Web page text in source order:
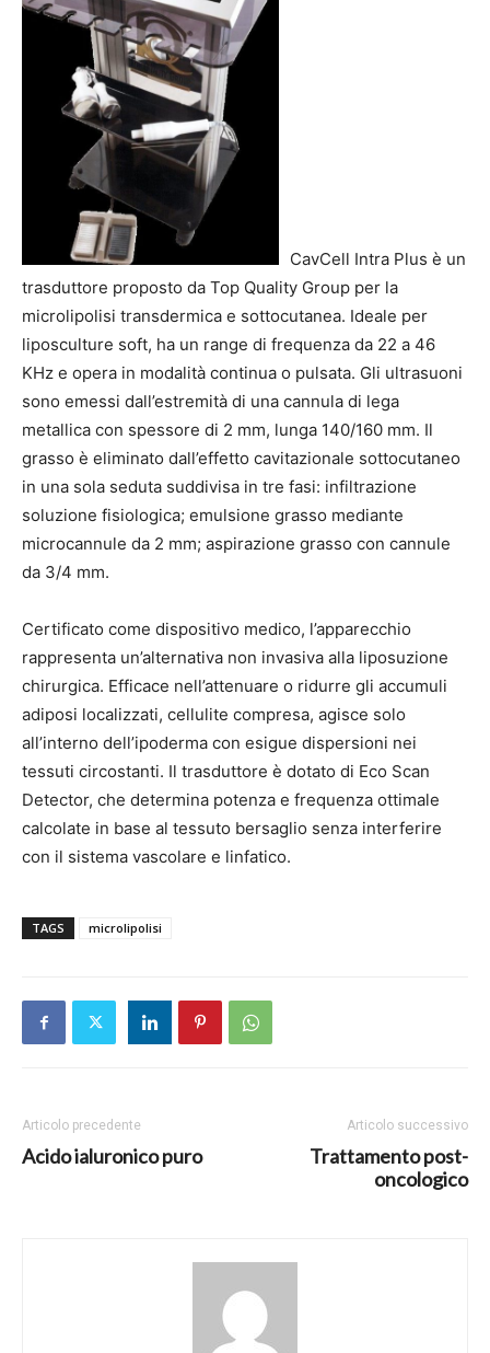
CavCell Intra Plus è un
trasduttore proposto da Top Quality Group per la
microlipolisi transdermica e sottocutanea. Ideale per
liposculture soft, ha un range di frequenza da 22 a 46
KHz e opera in modalità continua o pulsata. Gli ultrasuoni
sono emessi dall’estremità di una cannula di lega
metallica con spessore di 2 mm, lunga 140/160 mm. Il
grasso è eliminato dall’effetto cavitazionale sottocutaneo
in una sola seduta suddivisa in tre fasi: infiltrazione
soluzione fisiologica; emulsione grasso mediante
microcannule da 2 mm; aspirazione grasso con cannule
da 3/4 mm.
Certificato come dispositivo medico, l’apparecchio
rappresenta un’alternativa non invasiva alla liposuzione
chirurgica. Efficace nell’attenuare o ridurre gli accumuli
adiposi localizzati, cellulite compresa, agisce solo
all’interno dell’ipoderma con esigue dispersioni nei
tessuti circostanti. Il trasduttore è dotato di Eco Scan
Detector, che determina potenza e frequenza ottimale
calcolate in base al tessuto bersaglio senza interferire
con il sistema vascolare e linfatico.
TAGS microlipolisi
Articolo precedente
Acido ialuronico puro
Articolo successivo
Trattamento post-
oncologico